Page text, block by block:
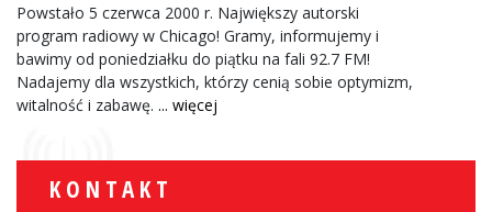
Powstało 5 czerwca 2000 r. Największy autorski
program radiowy w Chicago! Gramy, informujemy i
bawimy od poniedziałku do piątku na fali 92.7 FM!
Nadajemy dla wszystkich, którzy cenią sobie optymizm,
witalność i zabawę. ... więcej
KONTAKT